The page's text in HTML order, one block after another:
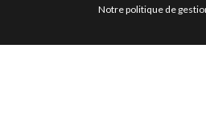
Notre politique de